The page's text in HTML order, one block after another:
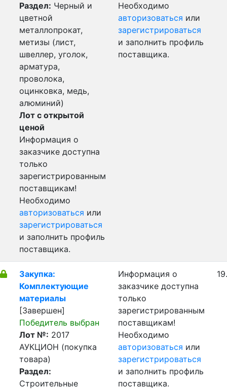
Раздел: Черный и
цветной
металлопрокат,
метизы (лист,
швеллер, уголок,
арматура,
проволока,
оцинковка, медь,
алюминий)
Лот с открытой
ценой
Информация о
заказчике доступна
только
зарегистрированным
поставщикам!
Необходимо
авторизоваться или
зарегистрироваться
и заполнить профиль
поставщика.
Необходимо
авторизоваться или
зарегистрироваться
и заполнить профиль
поставщика.
Закупка:
Комплектующие
материалы
[Завершен]
Победитель выбран
Лот №: 2017
АУКЦИОН (покупка
товара)
Раздел:
Строительные
Информация о
заказчике доступна
только
зарегистрированным
поставщикам!
Необходимо
авторизоваться или
зарегистрироваться
и заполнить профиль
поставщика.